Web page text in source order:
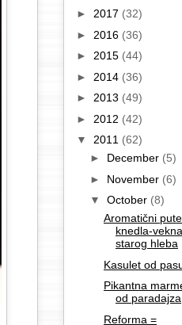
► 2017 (32)
► 2016 (36)
► 2015 (44)
► 2014 (36)
► 2013 (49)
► 2012 (42)
▼ 2011 (62)
► December (5)
► November (6)
▼ October (8)
Aromatični
knedla-
starog hleba
Kasulet od
Pikantna
od paradajza
Reforma =